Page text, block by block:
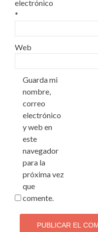
electrónico
*
Web
Guarda mi
nombre,
correo
electrónico
y web en
este
navegador
para la
próxima vez
que
comente.